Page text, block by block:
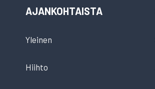
AJANKOHTAISTA
Yleinen
Hiihto